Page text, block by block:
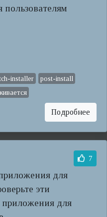
пользователям
installer
post-install
Подробнее
для
эти
для
7